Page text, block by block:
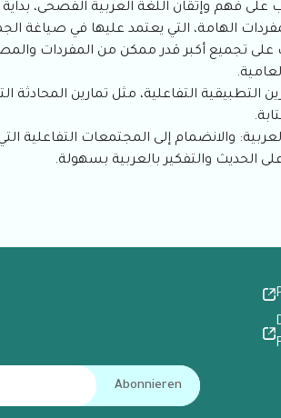
فهم وإتقان اللغة العربية الفصحى، بداية
الهامة، التي يعتمد عليها في صياغة
تجميع أكبر قدر ممكن من المفردات
التفاعلية، مثل تمارين المحادثة
والانضمام إلى المجتمعات التفاعلية
الحديث والتفكير بالعربية بسهولة.
Abonnieren